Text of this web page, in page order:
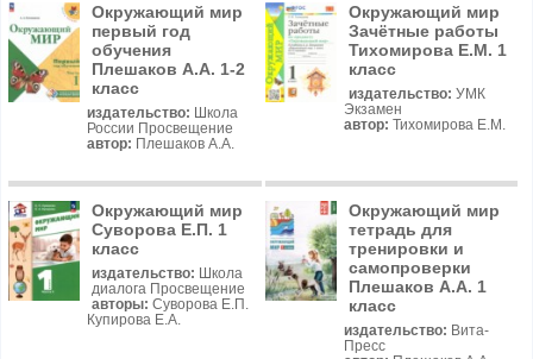
Окружающий мир
первый год
обучения
Плешаков А.А. 1-2
класс
издательство: Школа
России Просвещение
автор: Плешаков А.А.
Окружающий мир
Зачётные работы
Тихомирова Е.М. 1
класс
издательство: УМК
Экзамен
автор: Тихомирова Е.М.
Окружающий мир
Суворова Е.П. 1
класс
издательство: Школа
диалога Просвещение
авторы: Суворова Е.П.
Купирова Е.А.
Окружающий мир
тетрадь для
тренировки и
самопроверки
Плешаков А.А. 1
класс
издательство: Вита-
Пресс